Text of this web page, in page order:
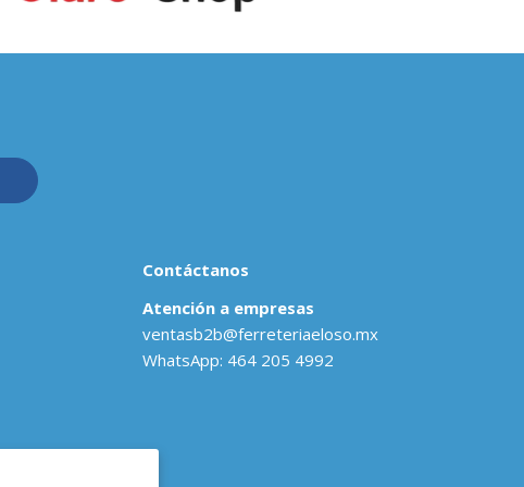
Contáctanos
Atención a empresas
ventasb2b@ferreteriaeloso.mx
WhatsApp: 464 205 4992